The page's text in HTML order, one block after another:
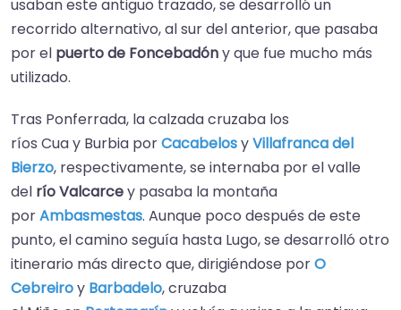
usaban este antiguo trazado, se desarrolló un
recorrido alternativo, al sur del anterior, que pasaba
por el puerto de Foncebadóny que fue mucho más
utilizado.
Tras Ponferrada, la calzada cruzaba los
ríos Cua y Burbia porCacabelosyVillafranca del
Bierzo, respectivamente, se internaba por el valle
del río Valcarcey pasaba la montaña
porAmbasmestas. Aunque poco después de este
punto, el camino seguía hasta Lugo, se desarrolló otro
itinerario más directo que, dirigiéndose porO
Cebreiroy Barbadelo, cruzaba